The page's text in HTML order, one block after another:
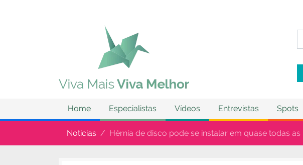
Home Especialistas Vídeos Entrevistas Spots
Notícias Hérnia de disco pode se instalar em quase todas